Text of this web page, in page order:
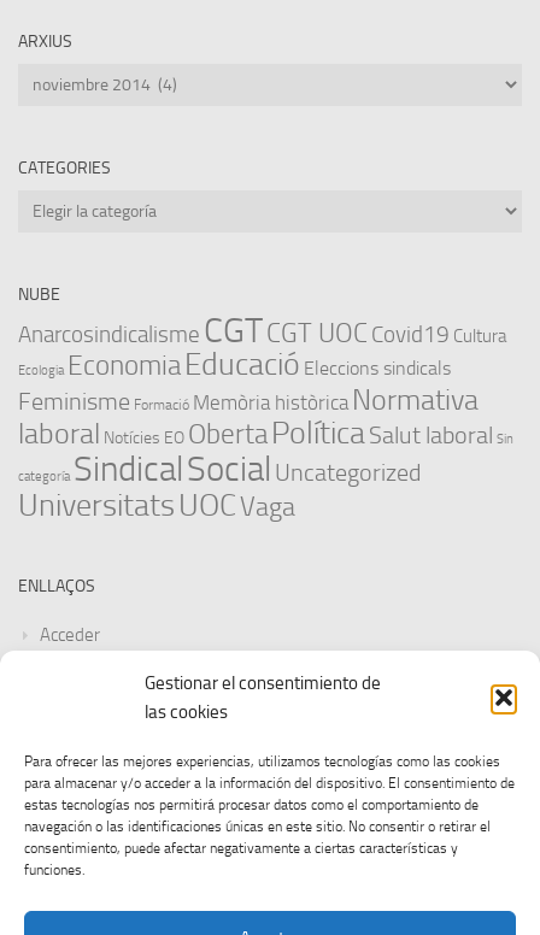
Gestionar el consentimiento de
las cookies
Para ofrecer las mejores experiencias, utilizamos tecnologías como las cookies
para almacenar y/o acceder a la información del dispositivo. El consentimiento de
estas tecnologías nos permitirá procesar datos como el comportamiento de
navegación o las identificaciones únicas en este sitio. No consentir o retirar el
consentimiento, puede afectar negativamente a ciertas características y
funciones.
ARXIUS
Arxius
CATEGORIES
Categories
NUBE
Anarcosindicalisme CGTCGT UOC Covid19 Cultura
Ecologia EconomiaEducació Eleccions sindicals
Feminisme Formació Memòria històrica Normativa
laboral Notícies EO ObertaPolíticaSalut laboral Sin
categoría SindicalSocial Uncategorized
UniversitatsUOCVaga
ENLLAÇOS
Acceder
Feed de entradas
WordPress.org